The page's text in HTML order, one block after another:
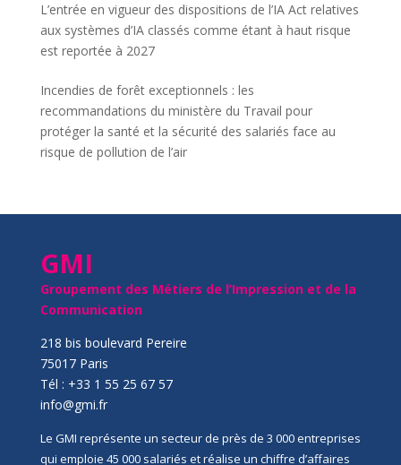
L’entrée en vigueur des dispositions de l’IA Act relatives
aux systèmes d’IA classés comme étant à haut risque
est reportée à 2027
Incendies de forêt exceptionnels : les
recommandations du ministère du Travail pour
protéger la santé et la sécurité des salariés face au
risque de pollution de l’air
GMI
Groupement des Métiers de l’Impression et de la
Communication
218 bis boulevard Pereire
75017 Paris
Tél : +33 1 55 25 67 57
info@gmi.fr
Le GMI représente un secteur de près de 3 000 entreprises
qui emploie 45 000 salariés et réalise un chiffre d’affaires